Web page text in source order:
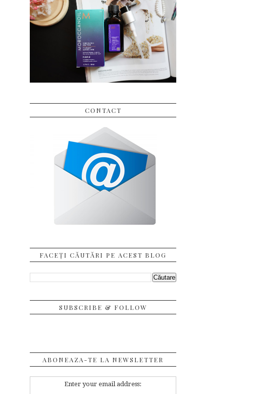
CONTACT
FACEȚI CĂUTĂRI PE ACEST BLOG
SUBSCRIBE & FOLLOW
ABONEAZA-TE LA NEWSLETTER
Enter your email address: